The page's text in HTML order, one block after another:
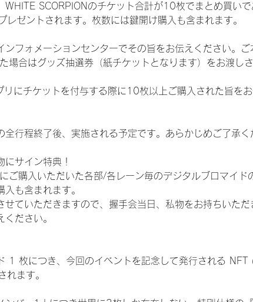
WHITE SCORPIONのチケット合計が10枚でまとめ買い
レゼントされます。枚数には鍵開け購入も含まれます。
ンフォメーションセンターでその旨をお伝えください。
場合はグッズ抽選券（紙チケットとなります）をお渡しさ
リにチケットを付与する際に10枚以上ご購入された旨を
行程終了後、実施される予定です。あらかじめご了承く
サイン特典！
ご購入いただいた各部/各レーン毎のデジタルブロマイド
も含まれます。
せていただきますので、握手会当日、私物をお持ちいた
ださい。
1 枚につき、今回のイベントを記念して発行される NFT
ます。